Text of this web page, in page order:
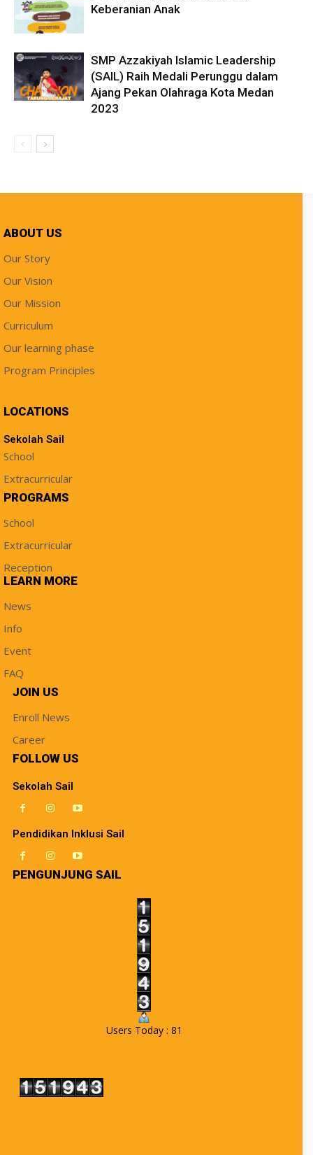
Keberanian Anak
SMP Azzakiyah Islamic Leadership
(SAIL) Raih Medali Perunggu dalam
Ajang Pekan Olahraga Kota Medan
2023
ABOUT US
Our Story
Our Vision
Our Mission
Curriculum
Our learning phase
Program Principles
LOCATIONS
Sekolah Sail
School
Extracurricular
PROGRAMS
School
Extracurricular
Reception
LEARN MORE
News
Info
Event
FAQ
JOIN US
Enroll News
Career
FOLLOW US
Sekolah Sail
Pendidikan Inklusi Sail
PENGUNJUNG SAIL
Users Today : 81